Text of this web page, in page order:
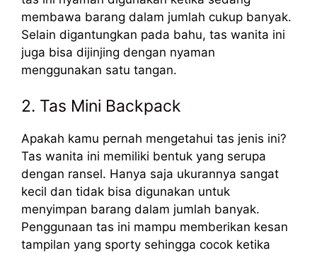
membawa barang dalam jumlah cukup banyak.
Selain digantungkan pada bahu, tas wanita ini
juga bisa dijinjing dengan nyaman
menggunakan satu tangan.
2. Tas Mini Backpack
Apakah kamu pernah mengetahui tas jenis ini?
Tas wanita ini memiliki bentuk yang serupa
dengan ransel. Hanya saja ukurannya sangat
kecil dan tidak bisa digunakan untuk
menyimpan barang dalam jumlah banyak.
Penggunaan tas ini mampu memberikan kesan
tampilan yang sporty sehingga cocok ketika